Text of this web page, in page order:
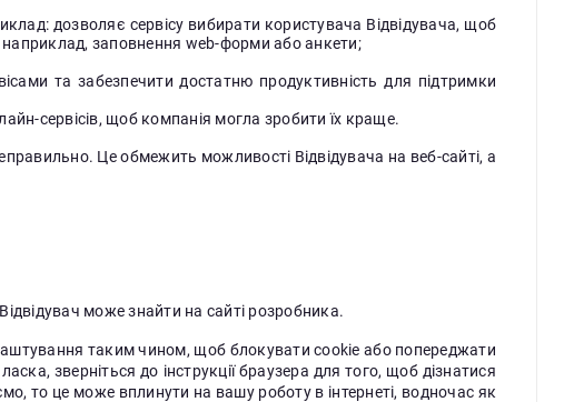
дозволяє сервісу вибирати користувача Відвідувача, щоб
наприклад, заповнення web-форми або анкети;
та забезпечити достатню продуктивність для підтримки
сервісів, щоб компанія могла зробити їх краще.
Це обмежить можливості Відвідувача на веб-сайті, а
може знайти на сайті розробника.
таким чином, щоб блокувати cookie або попереджати
зверніться до інструкції браузера для того, щоб дізнатися
то це може вплинути на вашу роботу в інтернеті, водночас як